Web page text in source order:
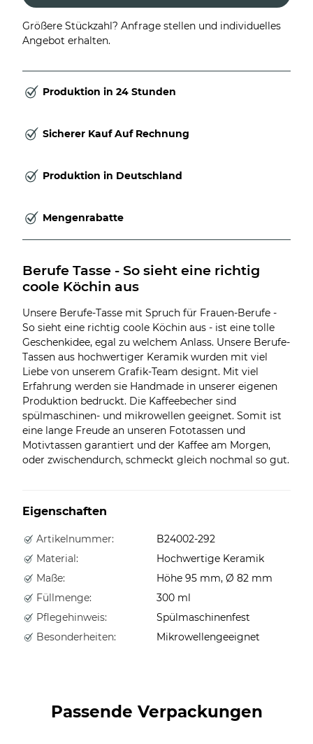
Größere Stückzahl? Anfrage stellen und individuelles
Angebot erhalten.
Produktion in 24 Stunden
Sicherer Kauf Auf Rechnung
Produktion in Deutschland
Mengenrabatte
Berufe Tasse - So sieht eine richtig
coole Köchin aus
Unsere Berufe-Tasse mit Spruch für Frauen-Berufe -
So sieht eine richtig coole Köchin aus - ist eine tolle
Geschenkidee, egal zu welchem Anlass. Unsere Berufe-
Tassen aus hochwertiger Keramik wurden mit viel
Liebe von unserem Grafik-Team designt. Mit viel
Erfahrung werden sie Handmade in unserer eigenen
Produktion bedruckt. Die Kaffeebecher sind
spülmaschinen- und mikrowellen geeignet. Somit ist
eine lange Freude an unseren Fototassen und
Motivtassen garantiert und der Kaffee am Morgen,
oder zwischendurch, schmeckt gleich nochmal so gut.
Eigenschaften
Artikelnummer:
B24002-292
Material:
Hochwertige Keramik
Maße:
Höhe 95 mm, Ø 82 mm
Füllmenge:
300 ml
Pflegehinweis:
Spülmaschinenfest
Besonderheiten:
Mikrowellengeeignet
Passende Verpackungen